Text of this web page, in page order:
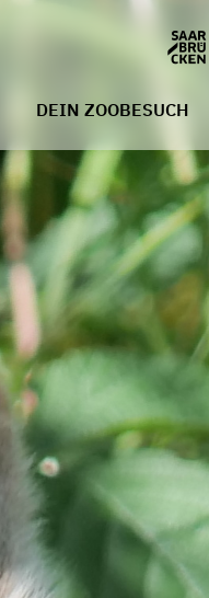
DEIN ZOOBESUCH